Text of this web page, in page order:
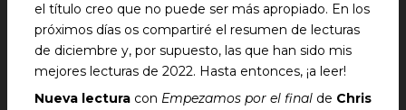
el título creo que no puede ser más apropiado. En los
próximos días os compartiré el resumen de lecturas
de diciembre y, por supuesto, las que han sido mis
mejores lecturas de 2022. Hasta entonces, ¡a leer!
Nueva lectura con Empezamos por el final de Chris